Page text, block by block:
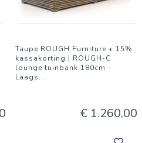
Taupe ROUGH Furniture + 15%
kassakorting | ROUGH-C
lounge tuinbank 180cm -
Laags...
€ 1.260,00